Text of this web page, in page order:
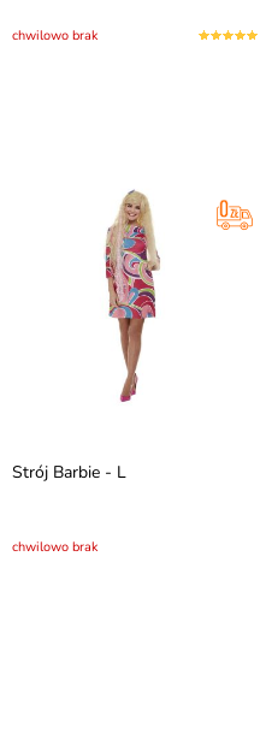
chwilowo brak
Strój Barbie - L
chwilowo brak